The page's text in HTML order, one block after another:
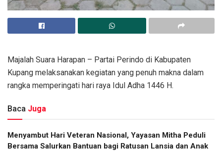
Majalah Suara Harapan – Partai Perindo di Kabupaten
Kupang melaksanakan kegiatan yang penuh makna dalam
rangka memperingati hari raya Idul Adha 1446 H.
Baca Juga
​Menyambut Hari Veteran Nasional, Yayasan Mitha Peduli
Bersama Salurkan Bantuan bagi Ratusan Lansia dan Anak